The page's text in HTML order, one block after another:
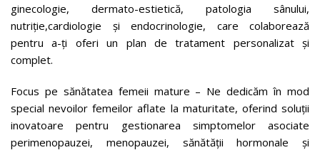
ginecologie, dermato-estietică, patologia sânului,
nutriție,cardiologie și endocrinologie, care colaborează
pentru a-ți oferi un plan de tratament personalizat și
complet.
Focus pe sănătatea femeii mature – Ne dedicăm în mod
special nevoilor femeilor aflate la maturitate, oferind soluții
inovatoare pentru gestionarea simptomelor asociate
perimenopauzei, menopauzei, sănătății hormonale și